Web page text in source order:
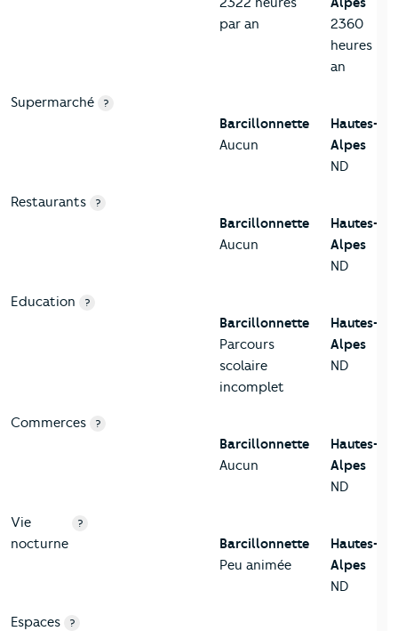
par an
2360
heures par
an
Supermarché ?
Barcillonnette
Aucun
Hautes-
Alpes
ND
Restaurants ?
Barcillonnette
Aucun
Hautes-
Alpes
ND
Education ?
Barcillonnette
Parcours
scolaire
incomplet
Hautes-
Alpes
ND
Commerces ?
Barcillonnette
Aucun
Hautes-
Alpes
ND
Vie
nocturne
?
Barcillonnette
Peu animée
Hautes-
Alpes
ND
Espaces
?